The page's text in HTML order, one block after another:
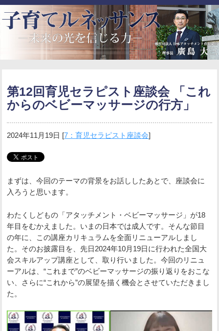
第12回育児セラピスト座談会 「これ
からのベビーマッサージの行方」
2024年11月19日 [7：育児セラピスト座談会]
まずは、今回のテーマの背景をお話ししたあとで、座談会に
入ろうと思います。
わたくしどもの「アタッチメント・ベビーマッサージ」が18
年目をむかえました。いまの日本では成人です。そんな節目
の年に、この講座カリキュラムを全面リニューアルしまし
た。そのお披露目を、先日2024年10月19日に行われた全国大
会スキルアップ講座として、取り行いました。今回のリニュ
ーアルは、“これまで”のベビーマッサージの振り返りをおこな
い、さらに“これから”の展望を描く機会とさせていただきまし
た。